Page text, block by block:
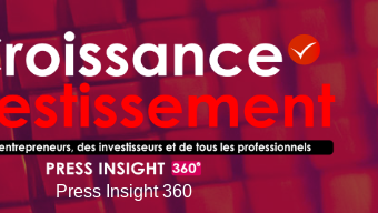
Press Insight 360